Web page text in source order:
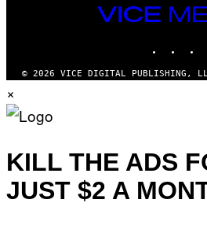
VICE
MEDIA
© 2026 VICE DIGITAL PUBLISHING,
×
KILL THE ADS
JUST $2 A